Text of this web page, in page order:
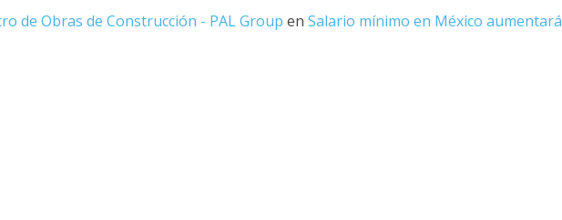
de Obras de Construcción - PAL Group en Salario mínimo en México aumentará